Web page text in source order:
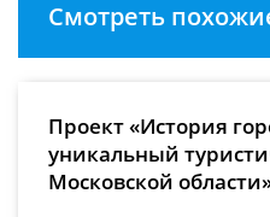
Смотреть
Проект «История
уникальный
Московской